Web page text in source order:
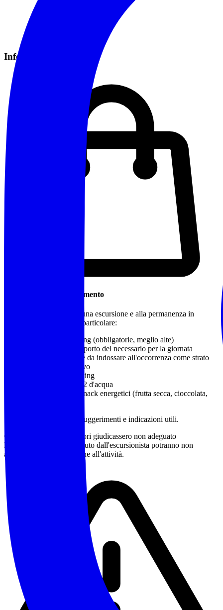
Informazioni Pratiche
Cosa Portare / Abbigliamento
Abbigliamento idoneo a una escursione e alla permanenza in
montagna o in natura, in particolare:
Calzature da trekking (obbligatorie, meglio alte)
Zaino adatto al trasporto del necessario per la giornata
Capo impermeabile da indossare all'occorrenza come strato
più esterno protettivo
Bastoncini da trekking
Almeno 1 litro e 1/2 d'acqua
Pranzo al sacco e snack energetici (frutta secca, cioccolata,
Sono a disposizione per suggerimenti e indicazioni utili.
Qualora gli accompagnatori giudicassero non adeguato
l'equipaggiamento posseduto dall'escursionista potranno non
accettarne la partecipazione all'attività.